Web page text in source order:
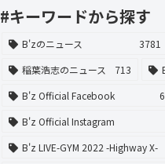
#キーワードから探す
B'zのニュース 3781
稲葉浩志のニュース
713
B'z Official Facebook
B'z Official Instagram
B'z LIVE-GYM 2022 -Highway X-